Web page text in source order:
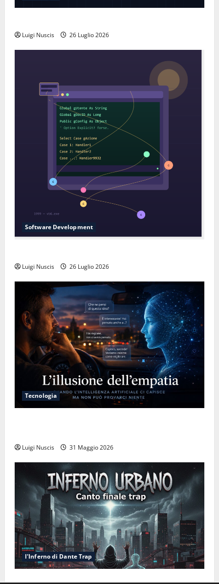
Luigi Nuscis 26 Luglio 2026
Software Development
Luigi Nuscis 26 Luglio 2026
Tecnologia
Luigi Nuscis 31 Maggio 2026
l'Inferno di Dante Trap